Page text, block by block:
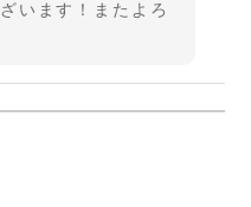
います！またよろ